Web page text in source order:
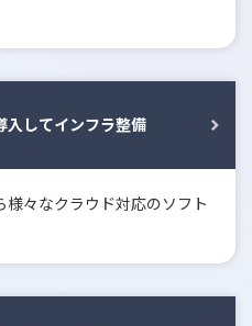
入してインフラ整備
々なクラウド対応のソフト